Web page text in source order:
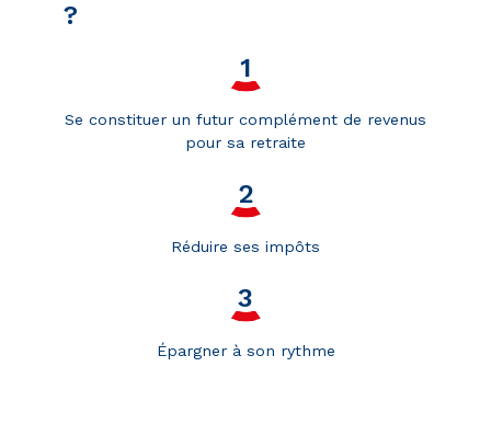
?
Se constituer un futur complément de revenus
pour sa retraite
Réduire ses impôts
Épargner à son rythme